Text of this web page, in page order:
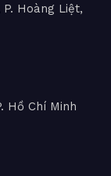
Hoàng Liệt,
Hồ Chí Minh